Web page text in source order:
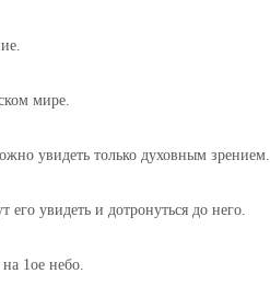
мире.
увидеть только духовным зрением.
его увидеть и дотронуться до него.
1ое небо.